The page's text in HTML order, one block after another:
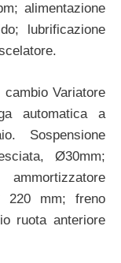
alimentazione
lubrificazione
cambio Variatore
automatica a
Sospensione
Ø30mm;
220 mm; freno
ruota anteriore